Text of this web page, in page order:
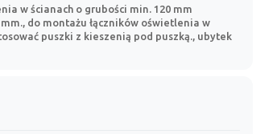
w ścianach o grubości min. 120 mm
do montażu łączników oświetlenia w
puszki z kieszenią pod puszką., ubytek